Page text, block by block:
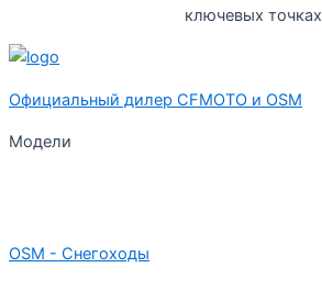
ключевых точках
Официальный дилер CFMOTO и OSM
Модели
OSM - Снегоходы